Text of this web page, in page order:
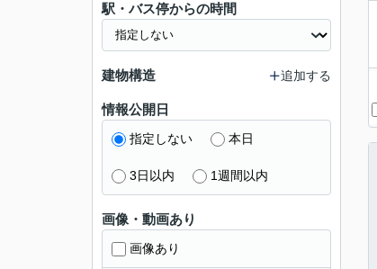
駅・バス停からの時間
建物構造 追加する
情報公開日
指定しない 本日
3日以内 1週間以内
画像・動画あり
画像あり